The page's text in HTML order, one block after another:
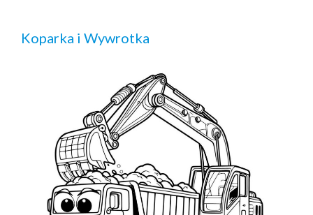
Koparka i Wywrotka